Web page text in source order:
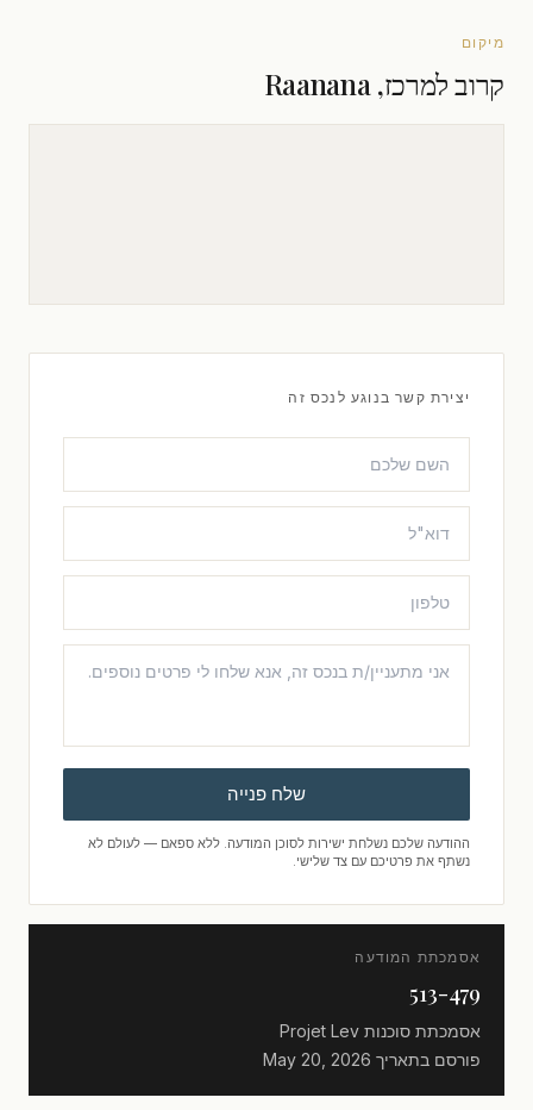
מיקום
קרוב למרכז, Raanana
יצירת קשר בנוגע לנכס זה
שלח פנייה
ההודעה שלכם נשלחת ישירות לסוכן המודעה. ללא ספאם — לעולם לא
נשתף את פרטיכם עם צד שלישי.
אסמכתת המודעה
513-479
אסמכתת סוכנות
פורסם בתאריך